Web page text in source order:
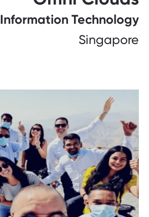
Information Technology
Singapore